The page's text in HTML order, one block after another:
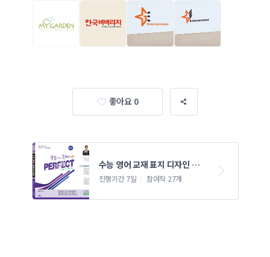
좋아요 0
수능 영어 교재 표지 디자인 개
선
진행기간 7일 참여작 27개